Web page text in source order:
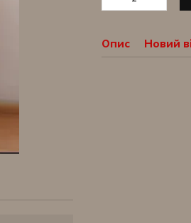
Опис Новий